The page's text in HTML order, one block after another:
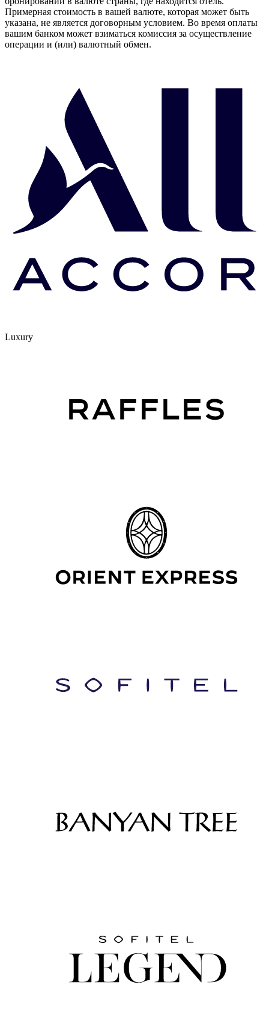
Примерная стоимость в вашей валюте, которая может быть
указана, не является договорным условием. Во время оплаты
вашим банком может взиматься комиссия за осуществление
операции и (или) валютный обмен.
Luxury